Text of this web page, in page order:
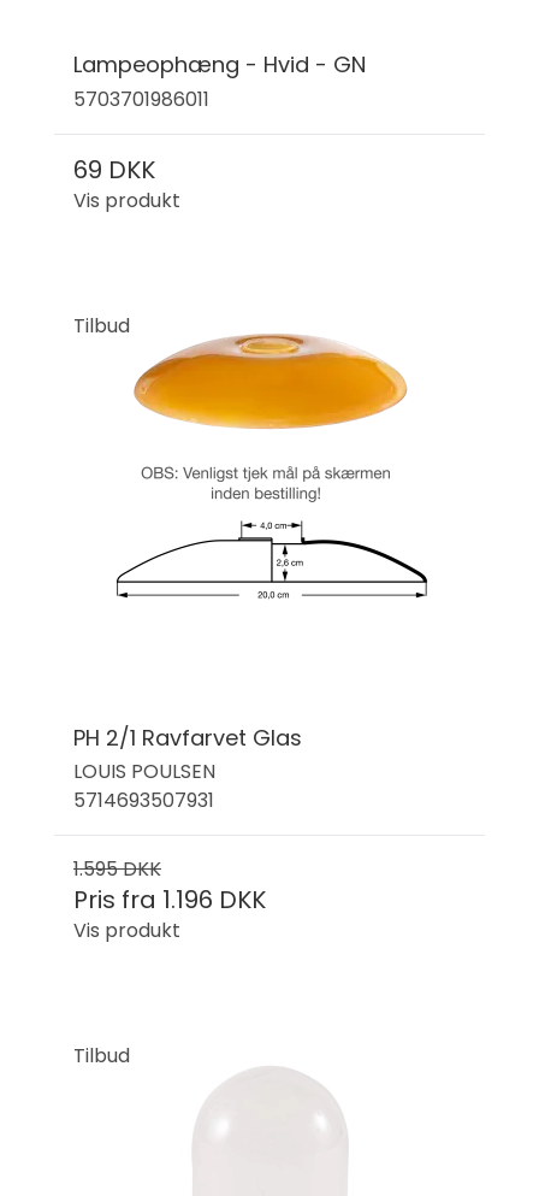
Lampeophæng - Hvid - GN
5703701986011
69 DKK
Vis produkt
Tilbud
PH 2/1 Ravfarvet Glas
LOUIS POULSEN
5714693507931
1.595 DKK
Pris fra 1.196 DKK
Vis produkt
Tilbud